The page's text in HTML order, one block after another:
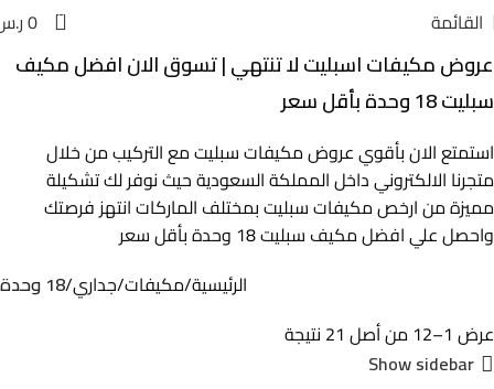
القائمة 0
0
عروض مكيفات اسبليت لا تنتهي | تسوق الان افضل مكيف
سبليت 18 وحدة بأقل سعر
استمتع الان بأقويعروض مكيفات سبليت مع التركيب من خلال
متجرنا الالكتروني داخل المملكة السعودية حيث نوفر لك تشكيلة
مميزة من ارخص مكيفات سبليت بمختلف الماركات انتهز فرصتك
واحصل علي افضل مكيف سبليت 18 وحدة بأقل سعر
الرئيسية مكيفات جداري 18 وحدة
عرض 1–12 من أصل 21 نتيجة
Show sidebar